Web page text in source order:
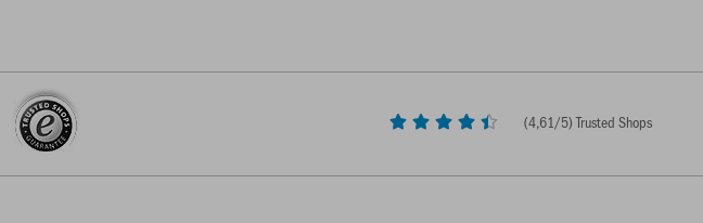
(4,61/5) Trusted Shops